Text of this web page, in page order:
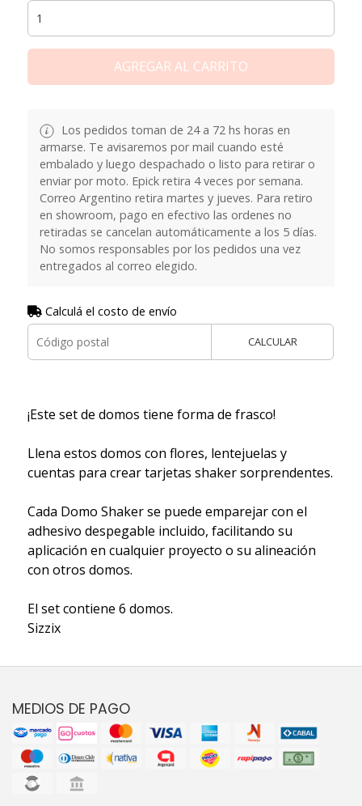
AGREGAR AL CARRITO
Los pedidos toman de 24 a 72 hs horas en
armarse. Te avisaremos por mail cuando esté
embalado y luego despachado o listo para retirar o
enviar por moto. Epick retira 4 veces por semana.
Correo Argentino retira martes y jueves. Para retiro
en showroom, pago en efectivo las ordenes no
retiradas se cancelan automáticamente a los 5 días.
No somos responsables por los pedidos una vez
entregados al correo elegido.
Calculá el costo de envío
CALCULAR
¡Este set de domos tiene forma de frasco!
Llena estos domos con flores, lentejuelas y
cuentas para crear tarjetas shaker sorprendentes.
Cada Domo Shaker se puede emparejar con el
adhesivo despegable incluido, facilitando su
aplicación en cualquier proyecto o su alineación
con otros domos.
El set contiene 6 domos.
Sizzix
MEDIOS DE PAGO